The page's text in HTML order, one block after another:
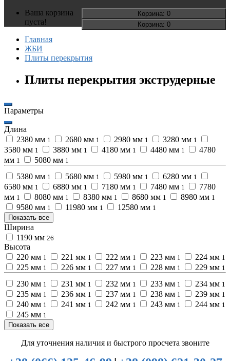
Корзина: 0
Корзина: 0
Ваша корзина
пуста!
Главная
ЖБИ
Плиты перекрытия
Плиты перекрытия экструдерные
Параметры
Длина
2380 мм 1 2680 мм 1 2980 мм 1 3280 мм 1
3580 мм 1 3880 мм 1 4180 мм 1 4480 мм 1
4780
мм 1 5080 мм 1
5380 мм 1 5680 мм 1 5980 мм 1 6280 мм 1
6580 мм 1 6880 мм 1 7180 мм 1 7480 мм 1
7780
мм 1 8080 мм 1 8380 мм 1 8680 мм 1 8980 мм 1
9580 мм 1 11980 мм 1 12580 мм 1
Показать все
Ширина
1190 мм 26
Высота
220 мм 1 221 мм 1 222 мм 1 223 мм 1 224 мм 1
225 мм 1 226 мм 1 227 мм 1 228 мм 1 229 мм 1
230 мм 1 231 мм 1 232 мм 1 233 мм 1 234 мм 1
235 мм 1 236 мм 1 237 мм 1 238 мм 1 239 мм 1
240 мм 1 241 мм 1 242 мм 1 243 мм 1 244 мм 1
245 мм 1
Показать все
Для уточнения наличия и быстрого просчета звоните